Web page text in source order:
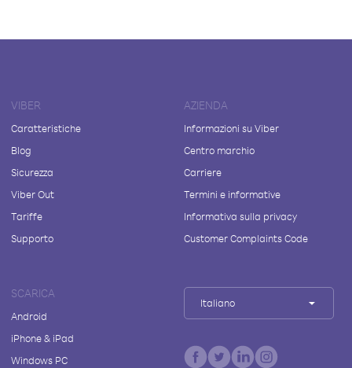
VIBER
Caratteristiche
Blog
Sicurezza
Viber Out
Tariffe
Supporto
AZIENDA
Informazioni su Viber
Centro marchio
Carriere
Termini e informative
Informativa sulla privacy
Customer Complaints Code
SCARICA
Android
iPhone & iPad
Windows PC
Italiano